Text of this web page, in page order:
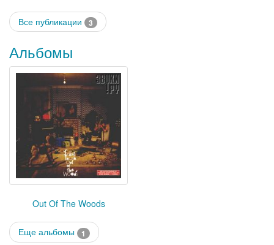
Все публикации 3
Альбомы
Out Of The Woods
Еще альбомы 1